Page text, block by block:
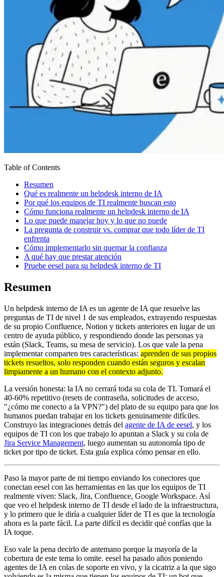
Table of Contents
Resumen
Qué es realmente un helpdesk interno de IA
Por qué los equipos de TI realmente buscan esto
Cómo funciona realmente un helpdesk interno de IA
Lo que puede manejar hoy y lo que no puede
La pregunta de construir vs. comprar que todo líder de TI
enfrenta
Cómo implementarlo sin quemar la confianza
A qué hay que prestar atención
Pruebe eesel para su helpdesk interno de TI
Resumen
Un helpdesk interno de IA es un agente de IA que resuelve las
preguntas de TI de nivel 1 de sus empleados, extrayendo respuestas
de su propio Confluence, Notion y tickets anteriores en lugar de un
centro de ayuda público, y respondiendo donde las personas ya
están (Slack, Teams, su mesa de servicio). Los que vale la pena
implementar comparten tres características: aprenden de sus propios
tickets resueltos, solo responden cuando están seguros y escalan
limpiamente a un humano con el contexto adjunto.
La versión honesta: la IA no cerrará toda su cola de TI. Tomará el
40-60% repetitivo (resets de contraseña, solicitudes de acceso,
"¿cómo me conecto a la VPN?") del plato de su equipo para que los
humanos puedan trabajar en los tickets genuinamente difíciles.
Construyo las integraciones detrás del agente de IA de eesel, y los
equipos de TI con los que trabajo lo apuntan a Slack y su cola de
Jira Service Management, luego aumentan su autonomía tipo de
ticket por tipo de ticket. Esta guía explica cómo pensar en ello.
Paso la mayor parte de mi tiempo enviando los conectores que
conectan eesel con las herramientas en las que los equipos de TI
realmente viven: Slack, Jira, Confluence, Google Workspace. Así
que veo el helpdesk interno de TI desde el lado de la infraestructura,
y lo primero que le diría a cualquier líder de TI es que la tecnología
ahora es la parte fácil. La parte difícil es decidir qué confías que la
IA toque.
Eso vale la pena decirlo de antemano porque la mayoría de la
cobertura de este tema lo omite. eesel ha pasado años poniendo
agentes de IA en colas de soporte en vivo, y la cicatriz a la que sigo